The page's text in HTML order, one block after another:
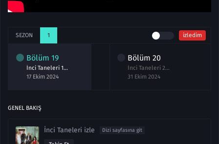
SEZON 1 izledim
Bölüm 19
İnci Taneleri 19.Bölüm izle
17 Ekim 2024
Bölüm 20
İnci Taneleri 20.Bölüm izle
31 Ekim 2024
GENEL BAKIŞ
İnci Taneleri izle Dizi sayfasına git